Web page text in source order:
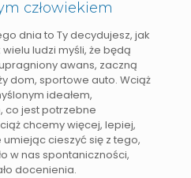
człowiekiem
dnia to Ty decydujesz, jak
ludzi myśli, że będą
awans, zaczną
dom, sportowe auto. Wciąż
ideałem,
co jest potrzebne
chcemy więcej, lepiej,
cieszyć się z tego,
w nas spontaniczności,
docenienia.